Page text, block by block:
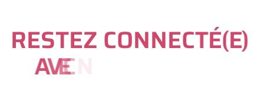
RESTEZ CONNECTÉ(E)
AVE